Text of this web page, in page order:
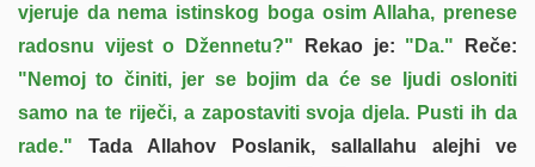
vjeruje da nema istinskog boga osim Allaha, prenese
radosnu vijest o Džennetu?" Rekao je: "Da." Reče:
"Nemoj to činiti, jer se bojim da će se ljudi osloniti
samo na te riječi, a zapostaviti svoja djela. Pusti ih da
rade." Tada Allahov Poslanik, sallallahu alejhi ve